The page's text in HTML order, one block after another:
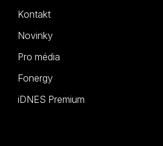
Kontakt
Novinky
Pro média
Fonergy
iDNES Premium